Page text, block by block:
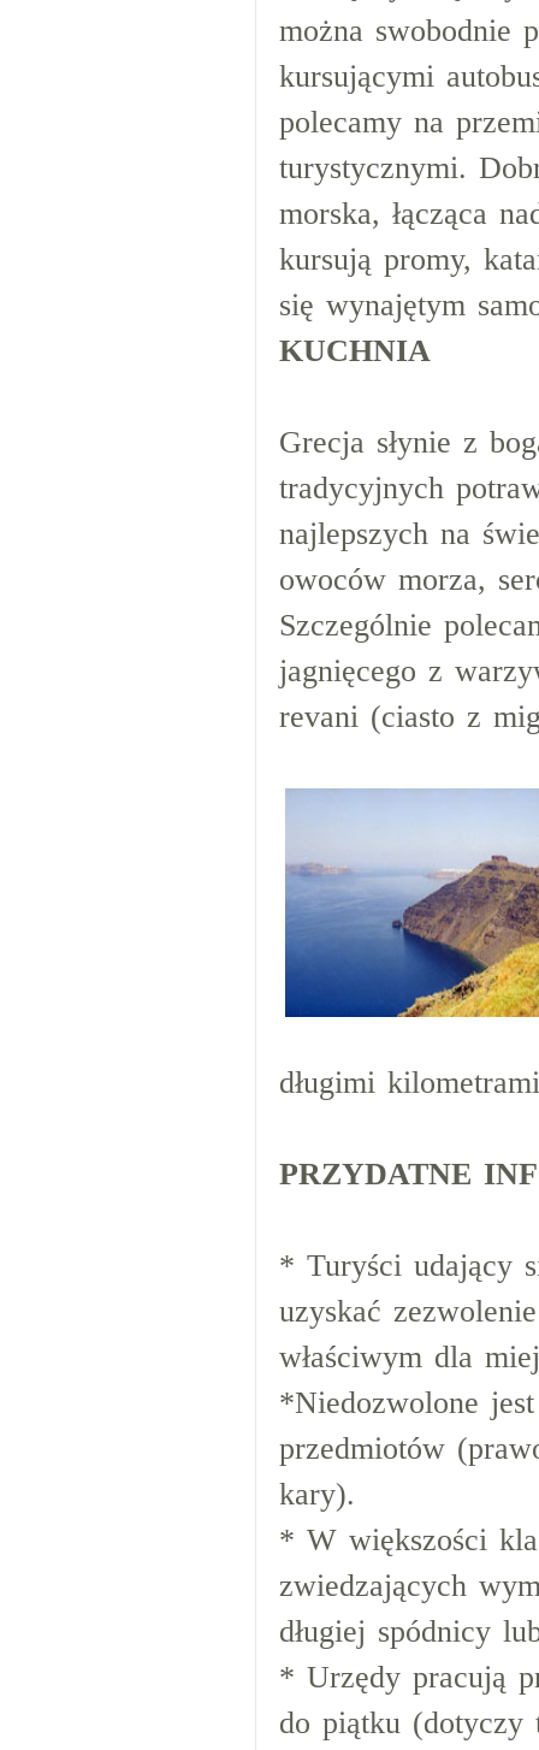
można swobodnie
kursującymi
polecamy na
turystycznymi.
morska, łącząca
kursują promy,
się wynajętym
KUCHNIA
Grecja słynie z
tradycyjnych
najlepszych na
owoców morza,
Szczególnie
jagnięcego z
revani (ciasto z
długimi
PRZYDATNE
* Turyści udający
uzyskać
właściwym dla
*Niedozwolone
przedmiotów
kary).
* W większości
zwiedzających
długiej spódnicy
* Urzędy pracują
do piątku (dotyczy